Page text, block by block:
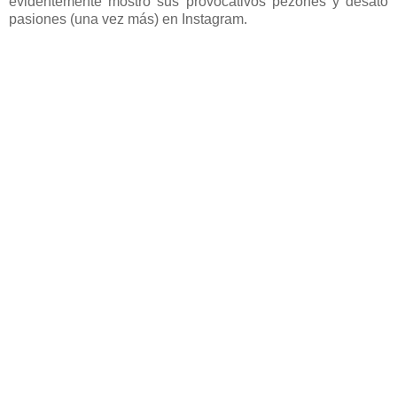
pasiones (una vez más) en Instagram.